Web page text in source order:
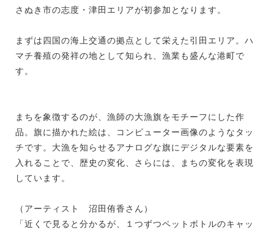
さぬき市の志度・津田エリアが初参加となります。
まずは四国の海上交通の拠点として栄えた引田エリア。ハ
マチ養殖の発祥の地として知られ、漁業も盛んな港町で
す。
まちを象徴するのが、漁師の大漁旗をモチーフにした作
品。旗に描かれた絵は、コンピューター画像のようなタッ
チです。大漁を知らせるアナログな旗にデジタルな要素を
入れることで、歴史の変化、さらには、まちの変化を表現
しています。
（アーティスト 沼田侑香さん）
「近くで見ると分かるが、１つずつペットボトルのキャッ